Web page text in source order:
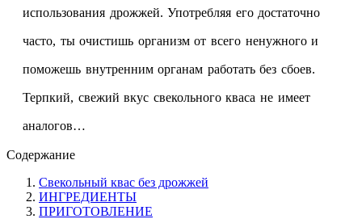
использования дрожжей. Употребляя его достаточно
часто, ты очистишь организм от всего ненужного и
поможешь внутренним органам работать без сбоев.
Терпкий, свежий вкус свекольного кваса не имеет
аналогов…
Содержание
Свекольный квас без дрожжей
ИНГРЕДИЕНТЫ
ПРИГОТОВЛЕНИЕ